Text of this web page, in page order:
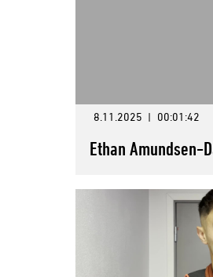
8.11.2025 | 00:01:42
Ethan Amundsen-